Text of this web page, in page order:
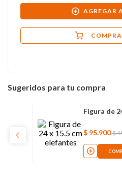
AGREGAR
Sugeridos para tu compra
Figura de
$ 95.900 $